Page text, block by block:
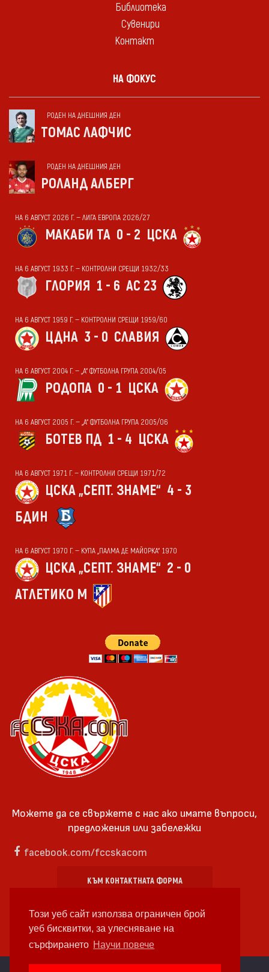
Този уеб сайт използва ограничен брой
уеб бисквитки, за улесняване на
сърфирането Научи повече
Библиотека
Сувенири
Контакт
НА ФОКУС
РОДЕН НА ДНЕШНИЯ ДЕН
ТОМАС ЛАФЧИС
РОДЕН НА ДНЕШНИЯ ДЕН
РОЛАНД АЛБЕРГ
НА 6 АВГУСТ 2026 Г. — ЛИГА ЕВРОПА 2026/27
МАКАБИ ТА 0 - 2 ЦСКА
НА 6 АВГУСТ 1933 Г. — КОНТРОЛНИ СРЕЩИ 1932/33
ГЛОРИЯ 1 - 6 АС 23
НА 6 АВГУСТ 1959 Г. — КОНТРОЛНИ СРЕЩИ 1959/60
ЦДНА 3 - 0 СЛАВИЯ
НА 6 АВГУСТ 2004 Г. — „А“ ФУТБОЛНА ГРУПА 2004/05
РОДОПА 0 - 1 ЦСКА
НА 6 АВГУСТ 2005 Г. — „А“ ФУТБОЛНА ГРУПА 2005/06
БОТЕВ ПД 1 - 4 ЦСКА
НА 6 АВГУСТ 1971 Г. — КОНТРОЛНИ СРЕЩИ 1971/72
ЦСКА „СЕПТ. ЗНАМЕ“ 4 - 3
БДИН
НА 6 АВГУСТ 1970 Г. — КУПА „ПАЛМА ДЕ МАЙОРКА“ 1970
ЦСКА „СЕПТ. ЗНАМЕ“ 2 - 0
АТЛЕТИКО М
Можете да се свържете с нас ако имате въпроси,
предложения или забележки
facebook.com/fccskacom
КЪМ КОНТАКТНАТА ФОРМА